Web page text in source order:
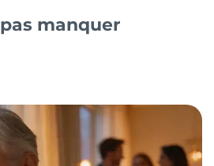
manquer